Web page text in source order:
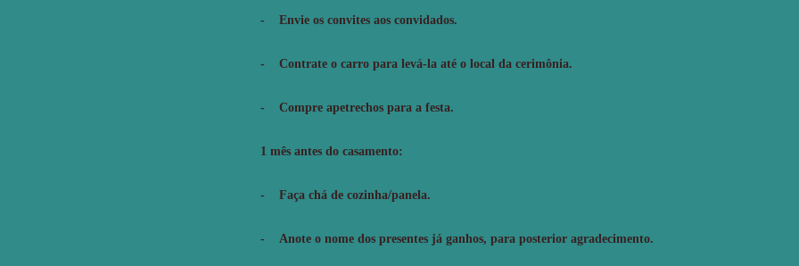
- Envie os convites aos convidados.
- Contrate o carro para levá-la até o local da cerimônia.
- Compre apetrechos para a festa.
1 mês antes do casamento:
- Faça chá de cozinha/panela.
- Anote o nome dos presentes já ganhos, para posterior agradecimento.